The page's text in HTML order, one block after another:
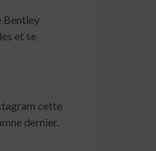
Bentley
et se
cette
dernier.